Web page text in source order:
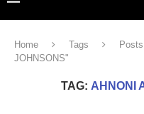
Home Tags
JOHNSONS"
TAG: AHNONI